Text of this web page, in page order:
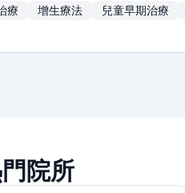
療 增生療法 兒童早期治療
院所